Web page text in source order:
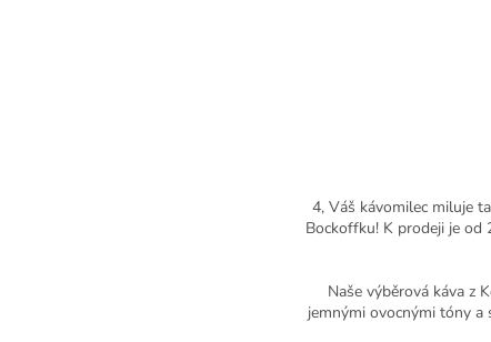
4, Váš kávomilec miluje
Bockoffku! K prodeji je od
Naše výběrová káva z
jemnými ovocnými tóny a